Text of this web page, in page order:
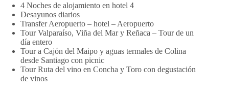
4 Noches de alojamiento en hotel 4
Desayunos diarios
Transfer Aeropuerto – hotel – Aeropuerto
Tour Valparaíso, Viña del Mar y Reñaca – Tour de un
día entero
Tour a Cajón del Maipo y aguas termales de Colina
desde Santiago con picnic
Tour Ruta del vino en Concha y Toro con degustación
de vinos